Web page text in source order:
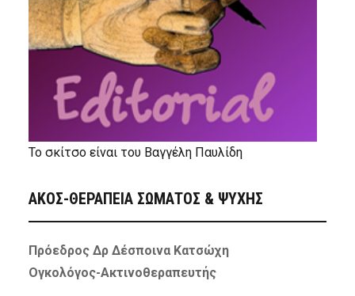
Το σκίτσο είναι του Βαγγέλη Παυλίδη
ΑΚΟΣ-ΘΕΡΑΠΕΙΑ ΣΩΜΑΤΟΣ & ΨΥΧΗΣ
Πρόεδρος Δρ Δέσποινα Κατσώχη
Ογκολόγος-Ακτινοθεραπευτής